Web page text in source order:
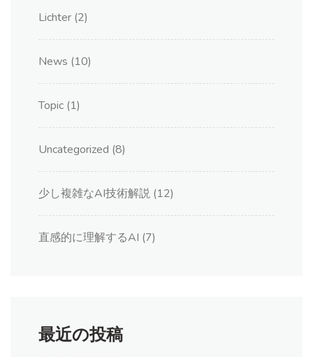
Lichter (2)
News (10)
Topic (1)
Uncategorized (8)
少し複雑なAI技術解説 (12)
直感的に理解するAI (7)
最近の投稿